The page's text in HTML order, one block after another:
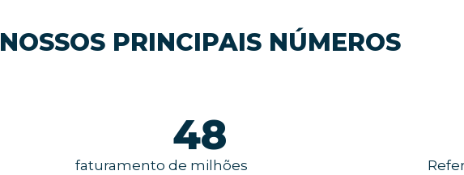
NOSSOS PRINCIPAIS NÚMEROS
faturamento de milhões
48